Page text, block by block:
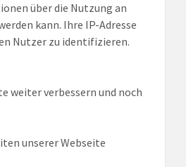
über die Nutzung an
kann. Ihre IP-Adresse
Nutzer zu identifizieren.
weiter verbessern und noch
unserer Webseite